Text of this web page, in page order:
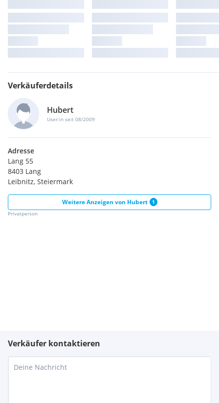
Verkäuferdetails
Hubert
User:in seit 08/2009
Adresse
Lang 55
8403 Lang
Leibnitz, Steiermark
Weitere Anzeigen von Hubert
1
Privatperson
Verkäufer kontaktieren